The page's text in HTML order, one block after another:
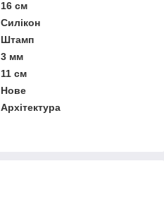
16 см
Силікон
Штамп
3 мм
11 см
Нове
Архітектура